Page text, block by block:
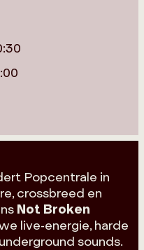
Popcentrale in
crossbreed en
Not Broken
live-energie, harde
sounds.